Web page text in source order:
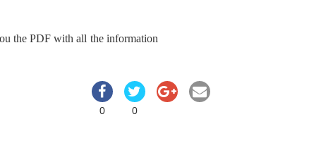
the PDF with all the information
0
0